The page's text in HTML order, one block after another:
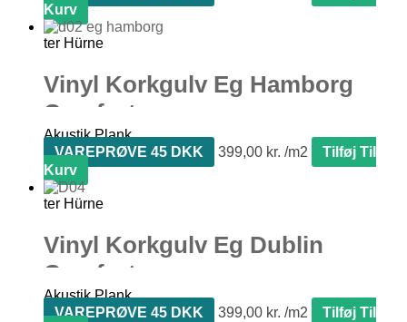
Kurv
ter Hürne
Vinyl Korkgulv Eg Hamborg
Comfort
Akustik Plank
VAREPRØVE 45 DKK
399,00 kr.
Tilføj Til
Kurv
ter Hürne
Vinyl Korkgulv Eg Dublin
Comfort
Akustik Plank
VAREPRØVE 45 DKK
399,00 kr.
Tilføj Til